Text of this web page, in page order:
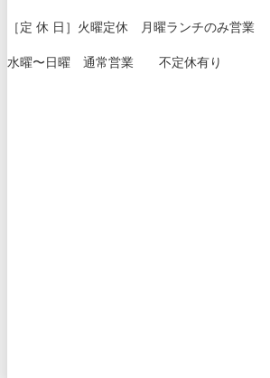
［定 休 日］火曜定休 月曜ランチのみ営業
水曜〜日曜 通常営業 不定休有り